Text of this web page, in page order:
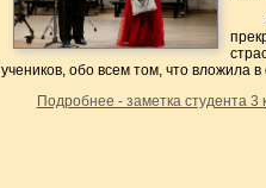
учеников, обо всем том, что вложила
Подробнее - заметка студента